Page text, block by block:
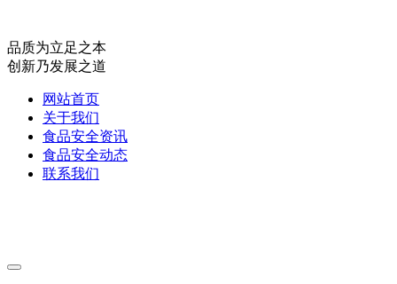
品质为立足之本
创新乃发展之道
网站首页
关于我们
食品安全资讯
食品安全动态
联系我们